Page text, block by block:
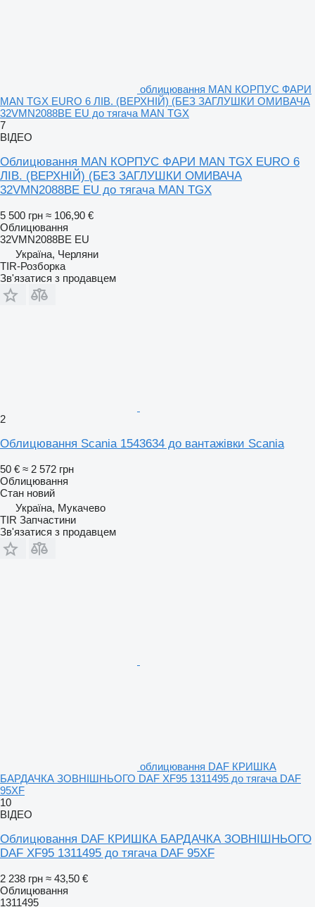
облицювання MAN КОРПУС ФАРИ
MAN TGX EURO 6 ЛІВ. (ВЕРХНІЙ) (БЕЗ ЗАГЛУШКИ ОМИВАЧА
32VMN2088BE EU до тягача MAN TGX
7
ВІДЕО
Облицювання MAN КОРПУС ФАРИ MAN TGX EURO 6
ЛІВ. (ВЕРХНІЙ) (БЕЗ ЗАГЛУШКИ ОМИВАЧА
32VMN2088BE EU до тягача MAN TGX
5 500 грн ≈ 106,90 €
Облицювання
32VMN2088BE EU
Україна, Черляни
TIR-Розборка
Зв'язатися з продавцем
2
Облицювання Scania 1543634 до вантажівки Scania
50 € ≈ 2 572 грн
Облицювання
Стан новий
Україна, Мукачево
TIR Запчастини
Зв'язатися з продавцем
облицювання DAF КРИШКА
БАРДАЧКА ЗОВНІШНЬОГО DAF XF95 1311495 до тягача DAF
95XF
10
ВІДЕО
Облицювання DAF КРИШКА БАРДАЧКА ЗОВНІШНЬОГО
DAF XF95 1311495 до тягача DAF 95XF
2 238 грн ≈ 43,50 €
Облицювання
1311495